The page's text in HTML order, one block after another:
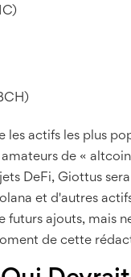
les actifs les plus
amateurs de «
DeFi, Giottus
et d'autres
futurs ajouts, mais
de cette